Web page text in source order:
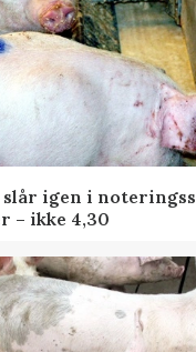
slår igen i
– ikke 4,30